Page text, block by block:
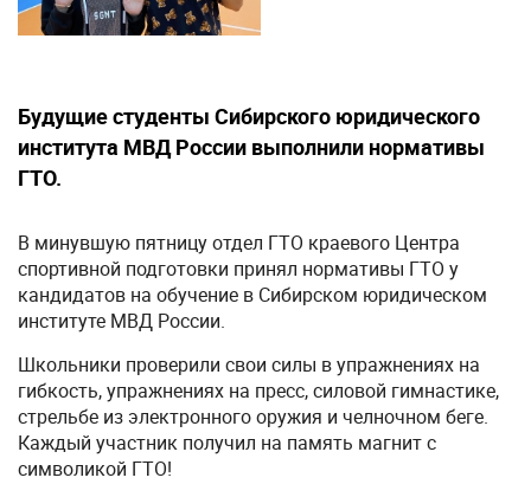
Будущие студенты Сибирского юридического
института МВД России выполнили нормативы
ГТО.
В минувшую пятницу отдел ГТО краевого Центра
спортивной подготовки принял нормативы ГТО у
кандидатов на обучение в Сибирском юридическом
институте МВД России.
Школьники проверили свои силы в упражнениях на
гибкость, упражнениях на пресс, силовой гимнастике,
стрельбе из электронного оружия и челночном беге.
Каждый участник получил на память магнит с
символикой ГТО!